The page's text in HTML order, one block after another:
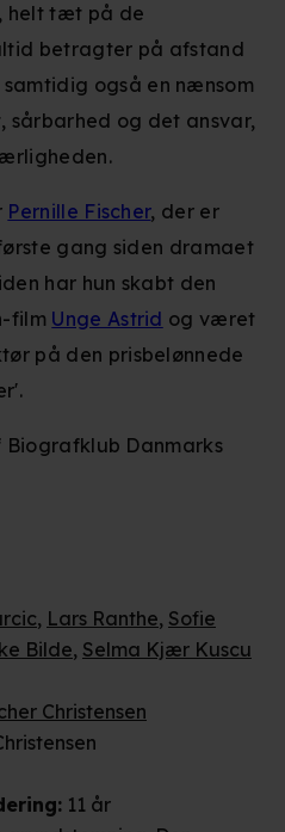
, Lars Ranthe, Sofie
Bilde, Selma Kjær Kuscu
Christensen
: 11 år
helt tæt på de
betragter på afstand
også en nænsom
og det ansvar,
Pernille Fischer, der er
gang siden dramaet
har hun skabt den
film Unge Astrid og været
på den prisbelønnede
Biografklub Danmarks